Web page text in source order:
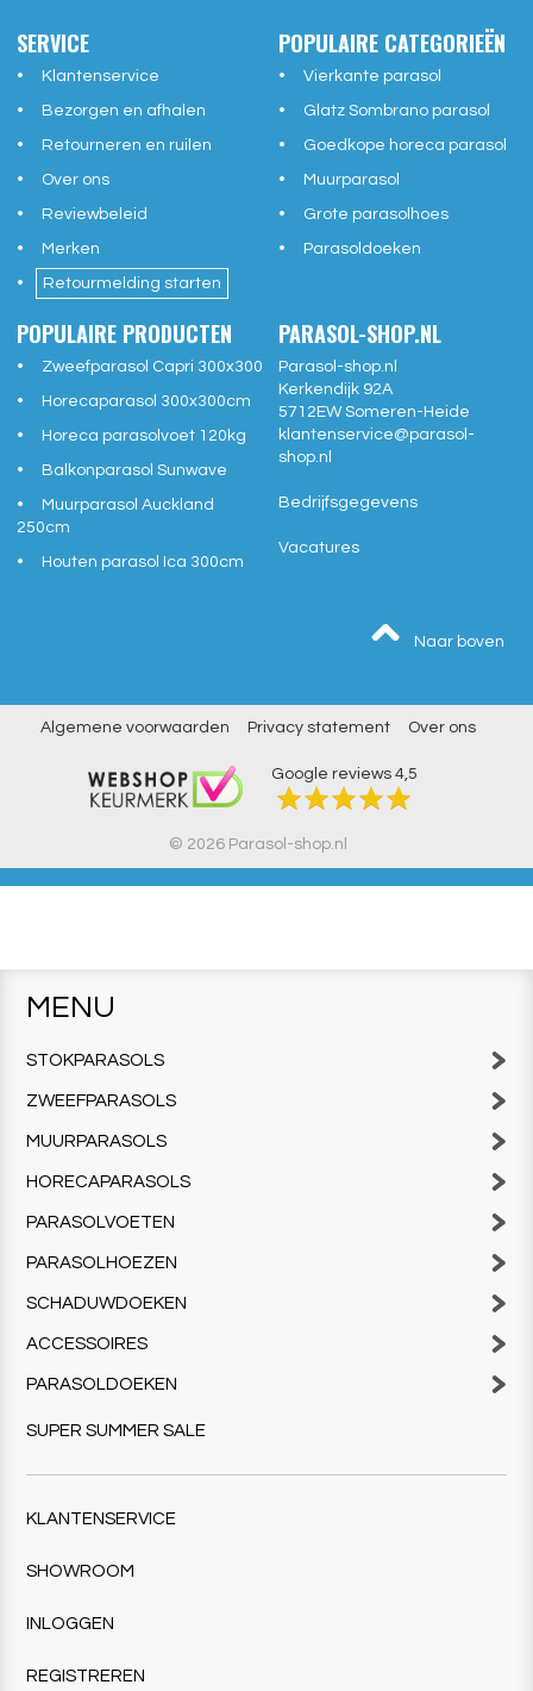
SERVICE
Klantenservice
Bezorgen en afhalen
Retourneren en ruilen
Over ons
Reviewbeleid
Merken
Retourmelding starten
POPULAIRE CATEGORIEËN
Vierkante parasol
Glatz Sombrano parasol
Goedkope horeca parasol
Muurparasol
Grote parasolhoes
Parasoldoeken
POPULAIRE PRODUCTEN
Zweefparasol Capri 300x300
Horecaparasol 300x300cm
Horeca parasolvoet 120kg
Balkonparasol Sunwave
Muurparasol Auckland
250cm
Houten parasol Ica 300cm
PARASOL-SHOP.NL
Parasol-shop.nl
Kerkendijk 92A
5712EW Someren-Heide
klantenservice@parasol-
shop.nl
Bedrijfsgegevens
Vacatures
Naar boven
Algemene voorwaarden Privacy statement Over ons
Google reviews 4,5
© 2026 Parasol-shop.nl
MENU
STOKPARASOLS
ZWEEFPARASOLS
MUURPARASOLS
HORECAPARASOLS
PARASOLVOETEN
PARASOLHOEZEN
SCHADUWDOEKEN
ACCESSOIRES
PARASOLDOEKEN
SUPER SUMMER SALE
KLANTENSERVICE
SHOWROOM
INLOGGEN
REGISTREREN